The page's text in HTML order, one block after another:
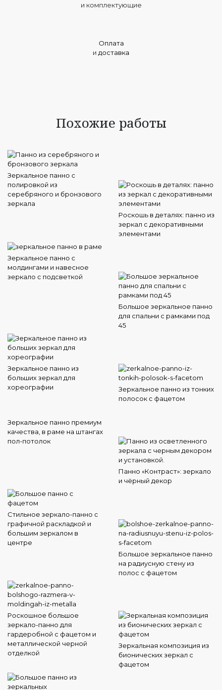
и комплектующие
Оплата
и доставка
Похожие работы
Зеркальное панно с
полировкой из
серебряного и бронзового
зеркала
Роскошь в деталях: панно из
зеркал с декоративными
элементами
Зеркальное панно с
молдингами и навесное
зеркало с подсветкой
Большое зеркальное панно
для спальни с рамками под
45
Зеркальное панно из
больших зеркал для
хореографии
Зеркальное панно из тонких
полосок с фацетом
Зеркальное панно премиум
качества, в раме на штангах
пол-потолок
Панно «Контраст»: зеркало
и чёрный декор
Стильное зеркало-панно с
графичной раскладкой и
большим зеркалом в
центре
Большое зеркальное панно
на радиусную стену из
полос с фацетом
Роскошное большое
зеркало-панно для
гардеробной с фацетом и
металлической черной
отделкой
Зеркальная композиция из
бионических зеркал с
фацетом